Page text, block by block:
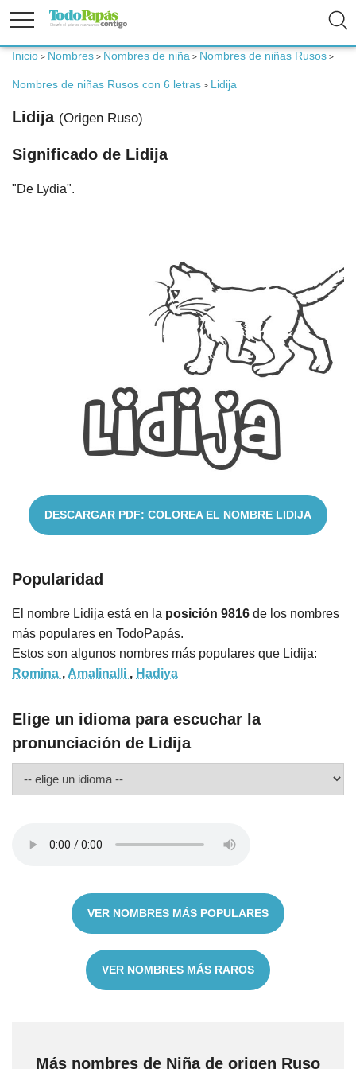
Fertilidad
Embarazo
Bebé
Niños
Inicio > Nombres > Nombres de niña > Nombres de niñas Rusos >
Nombres de niñas Rusos con 6 letras > Lidija
Lidija (Origen Ruso)
Significado de Lidija
"De Lydia".
DESCARGAR PDF: COLOREA EL NOMBRE LIDIJA
Popularidad
El nombre Lidija está en la posición 9816 de los nombres
más populares en TodoPapás.
Estos son algunos nombres más populares que Lidija:
Romina , Amalinalli , Hadiya
Elige un idioma para escuchar la
pronunciación de Lidija
VER NOMBRES MÁS POPULARES
VER NOMBRES MÁS RAROS
Más nombres de Niña de origen Ruso